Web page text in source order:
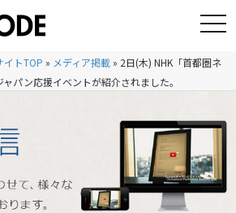
イトTOP » メディア掲載» 2日(木) NHK「首都圏ネ
パン応援イベントが紹介されました。